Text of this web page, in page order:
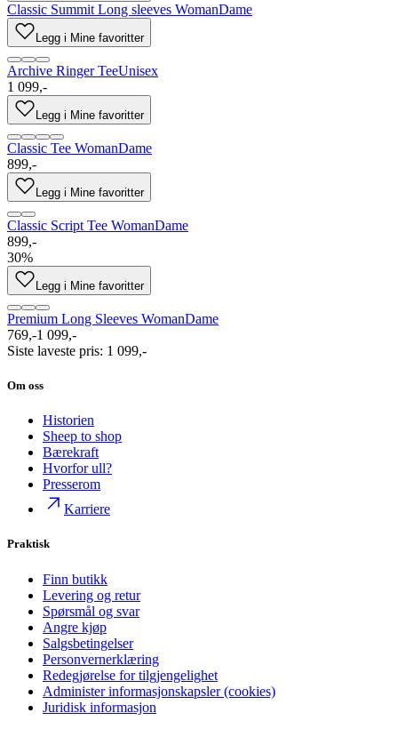
Classic Summit Long sleeves WomanDame
Legg i Mine favoritter
Archive Ringer TeeUnisex
1 099,-
Legg i Mine favoritter
Classic Tee WomanDame
899,-
Legg i Mine favoritter
Classic Script Tee WomanDame
899,-
30%
Legg i Mine favoritter
Premium Long Sleeves WomanDame
769,-1 099,-
Siste laveste pris: 1 099,-
Om oss
Historien
Sheep to shop
Bærekraft
Hvorfor ull?
Presserom
Karriere
Praktisk
Finn butikk
Levering og retur
Spørsmål og svar
Angre kjøp
Salgsbetingelser
Personvernerklæring
Redegjørelse for tilgjengelighet
Administer informasjonskapsler (cookies)
Juridisk informasjon